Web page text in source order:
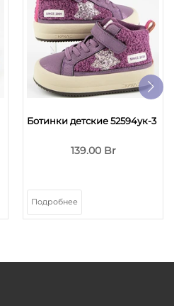
Ботинки детские 52594ук-3
139.00 Br
Подробнее